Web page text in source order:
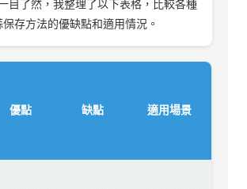
目了然，我整理了以下表格，比較各種
保存方法的優缺點和適用情況。
優點 缺點 適用場景